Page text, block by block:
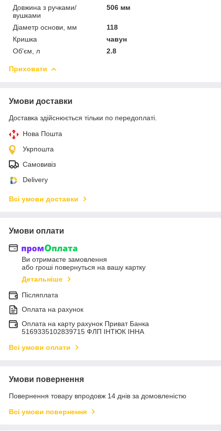
Довжина з ручками/
вушками
506 мм
Діаметр основи, мм
118
Кришка
чавун
Об'єм, л
2.8
Приховати
Умови доставки
Доставка здійснюється тільки по передоплаті.
Нова Пошта
Укрпошта
Самовивіз
Delivery
Всі умови доставки
Умови оплати
Ви отримаєте замовлення
або гроші повернуться на вашу картку
Детальніше
Післяплата
Оплата на рахунок
Оплата на карту рахунок Приват Банка
5169335102839715 ФЛП ІНТЮК ІННА
Всі умови оплати
Умови повернення
Повернення товару впродовж 14 днів за домовленістю
Всі умови повернення